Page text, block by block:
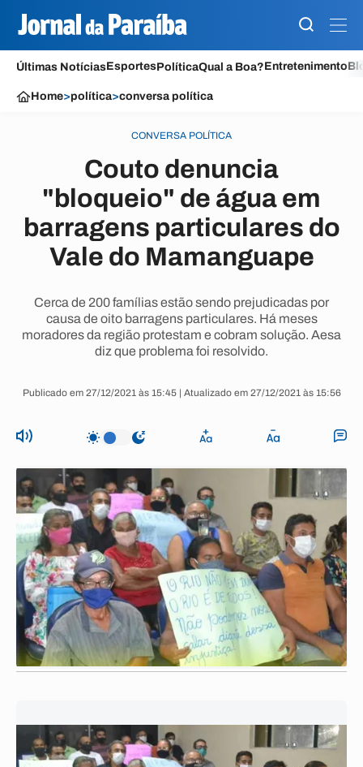
Últimas NotíciasEsportesPolíticaQual a Boa?Entretenimento
Home>política>conversa política
CONVERSA POLÍTICA
Couto denuncia
"bloqueio" de água em
barragens particulares do
Vale do Mamanguape
Cerca de 200 famílias estão sendo prejudicadas por
causa de oito barragens particulares. Há meses
moradores da região protestam e cobram solução. Aesa
diz que problema foi resolvido.
Publicado em 27/12/2021 às 15:45 | Atualizado em 27/12/2021 às 15:56